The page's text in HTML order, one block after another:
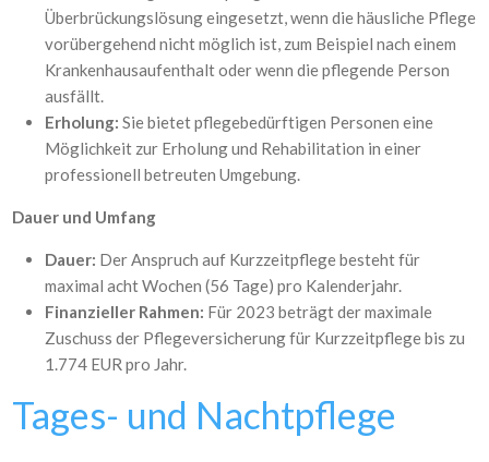
Überbrückungslösung eingesetzt, wenn die häusliche Pflege
vorübergehend nicht möglich ist, zum Beispiel nach einem
Krankenhausaufenthalt oder wenn die pflegende Person
ausfällt.
Erholung: Sie bietet pflegebedürftigen Personen eine
Möglichkeit zur Erholung und Rehabilitation in einer
professionell betreuten Umgebung.
Dauer und Umfang
Dauer: Der Anspruch auf Kurzzeitpflege besteht für
maximal acht Wochen (56 Tage) pro Kalenderjahr.
Finanzieller Rahmen: Für 2023 beträgt der maximale
Zuschuss der Pflegeversicherung für Kurzzeitpflege bis zu
1.774 EUR pro Jahr.
Tages- und Nachtpflege